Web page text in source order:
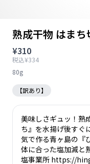
熟成干物 はま
¥310
税込¥334
80g
【訳あり】
美味しさギュッ！熟
ち』を水揚げ後すぐ
気で作る青ヶ島の『
体に合った塩加減と
塩事業所 https://